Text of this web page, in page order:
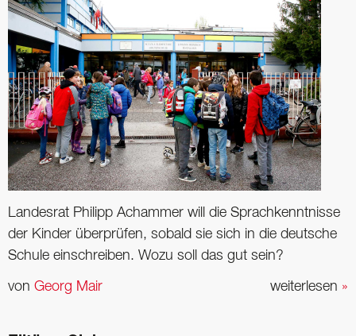
Landesrat Philipp Achammer will die Sprachkenntnisse
der Kinder überprüfen, sobald sie sich in die deutsche
Schule einschreiben. Wozu soll das gut sein?
weiterlesen »
von Georg Mair